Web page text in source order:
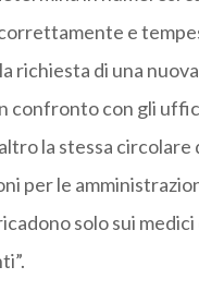
e
richiesta di una
confronto con gli
la stessa circolare
per le
solo sui